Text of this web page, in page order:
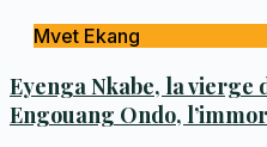
Mvet Ekang
Eyenga Nkabe, la vierge
Engouang Ondo,